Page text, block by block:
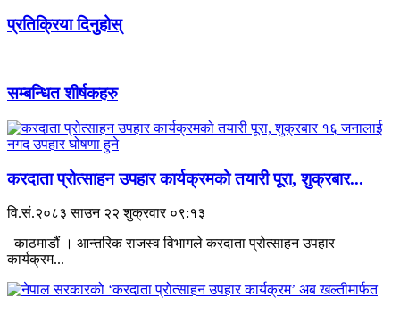
प्रतिक्रिया दिनुहोस्
सम्बन्धित शीर्षकहरु
करदाता प्रोत्साहन उपहार कार्यक्रमको तयारी पूरा, शुक्रबार...
वि.सं.२०८३ साउन २२ शुक्रवार ०९:१३
काठमाडौं । आन्तरिक राजस्व विभागले करदाता प्रोत्साहन उपहार
कार्यक्रम...